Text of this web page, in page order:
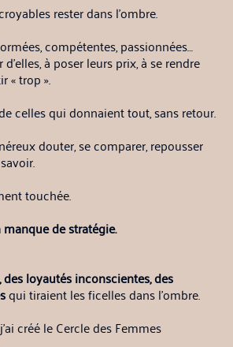
rester dans l’ombre.
compétentes, passionnées…
à poser leurs prix, à se rendre
« trop ».
celles qui donnaient tout, sans retour.
douter, se comparer, repousser
touchée.
de stratégie.
loyautés inconscientes, des
qui tiraient les ficelles dans l’ombre.
créé le Cercle des Femmes